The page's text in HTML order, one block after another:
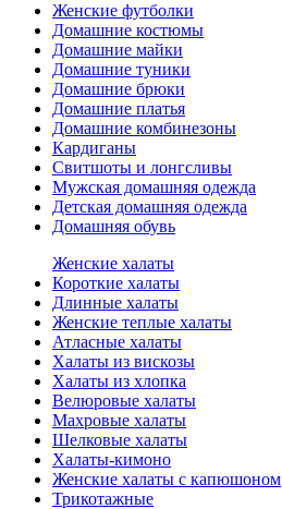
Женские футболки
Домашние костюмы
Домашние майки
Домашние туники
Домашние брюки
Домашние платья
Домашние комбинезоны
Кардиганы
Свитшоты и лонгсливы
Мужская домашняя одежда
Детская домашняя одежда
Домашняя обувь
Женские халаты
Короткие халаты
Длинные халаты
Женские теплые халаты
Атласные халаты
Халаты из вискозы
Халаты из хлопка
Велюровые халаты
Махровые халаты
Шелковые халаты
Халаты-кимоно
Женские халаты с капюшоном
Трикотажные